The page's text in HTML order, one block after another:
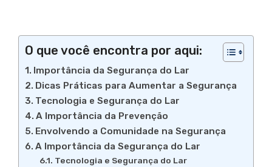
O que você encontra por aqui:
Importância da Segurança do Lar
Dicas Práticas para Aumentar a Segurança
Tecnologia e Segurança do Lar
A Importância da Prevenção
Envolvendo a Comunidade na Segurança
A Importância da Segurança do Lar
Tecnologia e Segurança do Lar